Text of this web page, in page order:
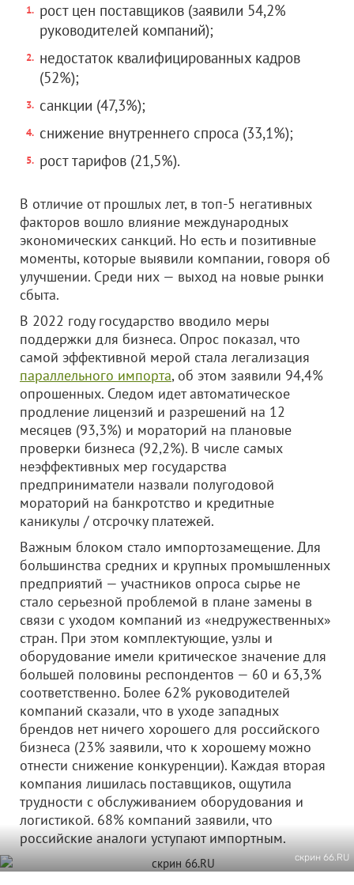
рост цен поставщиков (заявили 54,2%
руководителей компаний);
недостаток квалифицированных кадров
(52%);
санкции (47,3%);
снижение внутреннего спроса (33,1%);
рост тарифов (21,5%).
В отличие от прошлых лет, в топ-5 негативных
факторов вошло влияние международных
экономических санкций. Но есть и позитивные
моменты, которые выявили компании, говоря об
улучшении. Среди них — выход на новые рынки
сбыта.
В 2022 году государство вводило меры
поддержки для бизнеса. Опрос показал, что
самой эффективной мерой стала легализация
параллельного импорта, об этом заявили 94,4%
опрошенных. Следом идет автоматическое
продление лицензий и разрешений на 12
месяцев (93,3%) и мораторий на плановые
проверки бизнеса (92,2%). В числе самых
неэффективных мер государства
предприниматели назвали полугодовой
мораторий на банкротство и кредитные
каникулы / отсрочку платежей.
Важным блоком стало импортозамещение. Для
большинства средних и крупных промышленных
предприятий — участников опроса сырье не
стало серьезной проблемой в плане замены в
связи с уходом компаний из «недружественных»
стран. При этом комплектующие, узлы и
оборудование имели критическое значение для
большей половины респондентов — 60 и 63,3%
соответственно. Более 62% руководителей
компаний сказали, что в уходе западных
брендов нет ничего хорошего для российского
бизнеса (23% заявили, что к хорошему можно
отнести снижение конкуренции). Каждая вторая
компания лишилась поставщиков, ощутила
трудности с обслуживанием оборудования и
логистикой. 68% компаний заявили, что
российские аналоги уступают импортным.
скрин 66.RU